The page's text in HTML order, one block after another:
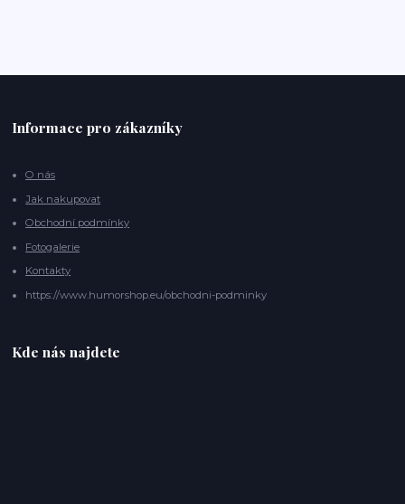
Informace pro zákazníky
O nás
Jak nakupovat
Obchodní podmínky
Fotogalerie
Kontakty
https://www.humorshop.eu/obchodni-podminky
Kde nás najdete